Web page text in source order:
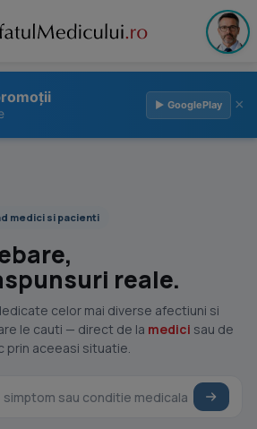
▶ GooglePlay ×
medici si pacienti
reale.
celor mai diverse afectiuni si
le cauti — direct de la medici sau de
prin aceeasi situatie.